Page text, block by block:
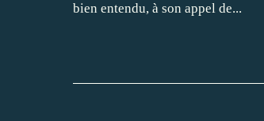
bien entendu, à son appel de...